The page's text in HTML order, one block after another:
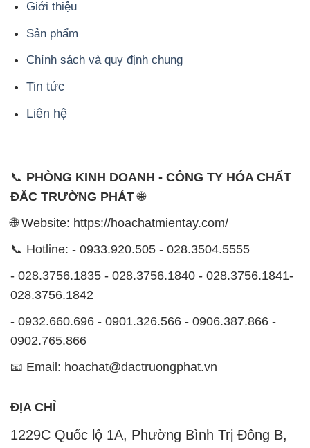
Giới thiệu
Sản phẩm
Chính sách và quy định chung
Tin tức
Liên hệ
📞 PHÒNG KINH DOANH - CÔNG TY HÓA CHẤT
ĐẮC TRƯỜNG PHÁT🌐
🌐 Website: https://hoachatmientay.com/
📞 Hotline: - 0933.920.505 - 028.3504.5555
- 028.3756.1835 - 028.3756.1840 - 028.3756.1841-
028.3756.1842
- 0932.660.696 - 0901.326.566 - 0906.387.866 -
0902.765.866
📧 Email: hoachat@dactruongphat.vn
ĐỊA CHỈ
1229C Quốc lộ 1A, Phường Bình Trị Đông B,